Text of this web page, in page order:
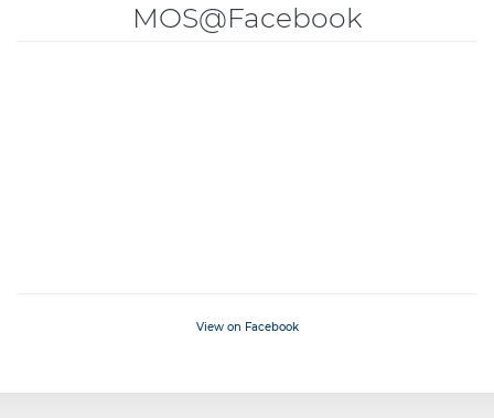
MOS@Facebook
View on Facebook